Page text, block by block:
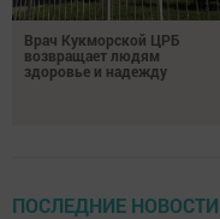
Врач Кукморской ЦРБ
возвращает людям
здоровье и надежду
ПОСЛЕДНИЕ НОВОСТИ